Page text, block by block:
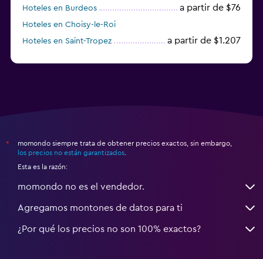
Hoteles en Burdeos a partir de $76
Hoteles en Choisy-le-Roi
Hoteles en Saint-Tropez
a partir de $1.207
*
momondo siempre trata de obtener precios exactos, sin embargo,
los precios no están garantizados
Esta es la razón:
momondo no es el vendedor.
Agregamos montones de datos para ti
¿Por qué los precios no son 100% exactos?